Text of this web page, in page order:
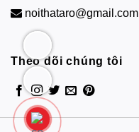
noithataro@gmail.com
Theo dõi chúng tôi